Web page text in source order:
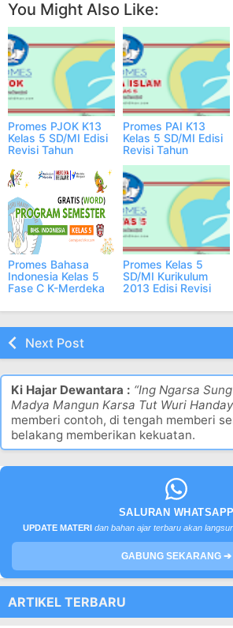
You Might Also Like:
Promes PJOK K13
Kelas 5 SD/MI Edisi
Revisi Tahun
Promes PAI K13
Kelas 5 SD/MI Edisi
Revisi Tahun
Promes Bahasa
Indonesia Kelas 5
Fase C K-Merdeka
Promes Kelas 5
SD/MI Kurikulum
2013 Edisi Revisi
Next Post
Ki Hajar Dewantara : “Ing Ngarsa
Madya Mangun Karsa Tut Wuri
memberi contoh, di tengah memberi
belakang memberikan kekuatan.
SALURAN WHATSAPP
UPDATE MATERI dan bahan ajar terbaru akan
GABUNG SEKARANG ➔
ARTIKEL TERBARU